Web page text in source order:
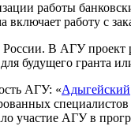
работы
работу с
В АГУ
будущего гранта
АГУ: «Адыгейский
участие АГУ в